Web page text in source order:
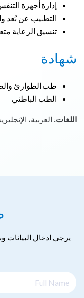
إدارة أجهزة
التطبيب عن بُعد
تنسيق الرعاية
شهادة
طب الطوارئ
الطب الباطني
اللغات: العربية،
يرجى ادخال